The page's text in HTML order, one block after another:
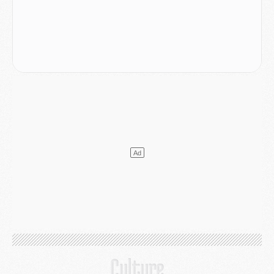
- L'Ajax refuse la première offre du PSG pour Godts
Mercato- L'Ajax attend bien plus de 45M pour Mika Godts
Club- Quatre retours importants dans le groupe du PSG, et un plus discret
- Ayari file en Ligue 2